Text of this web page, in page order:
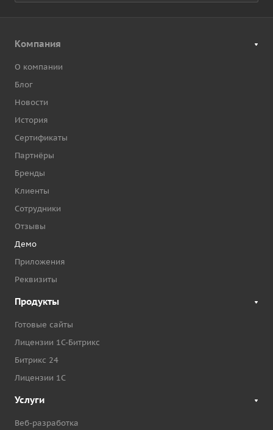
Компания
О компании
Блог
Новости
История
Сертификаты
Партнёры
Бренды
Клиенты
Сотрудники
Отзывы
Демо
Приложения
Реквизиты
Продукты
Готовые сайты
Лицензии 1С-Битрикс
Битрикс 24
Лицензии 1С
Услуги
Веб-разработка